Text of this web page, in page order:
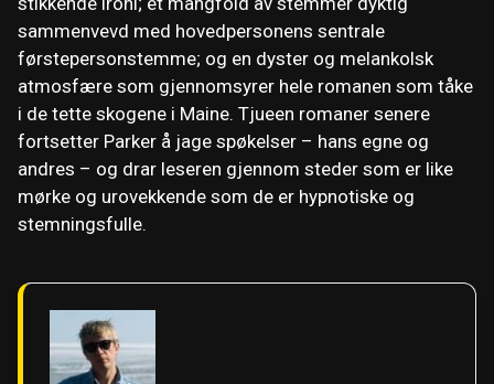
sammenvevd med hovedpersonens sentrale
førstepersonstemme; og en dyster og melankolsk
atmosfære som gjennomsyrer hele romanen som tåke
i de tette skogene i Maine. Tjueen romaner senere
fortsetter Parker å jage spøkelser – hans egne og
andres – og drar leseren gjennom steder som er like
mørke og urovekkende som de er hypnotiske og
stemningsfulle.